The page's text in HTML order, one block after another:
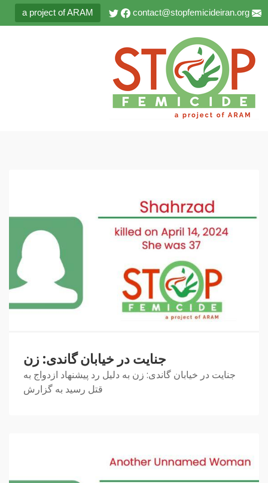
contact@stopfemicideiran.org
a project of ARAM
جنایت در خیابان گاندی: زن
جنایت در خیابان گاندی: زن به دلیل رد پیشنهاد ازدواج به
قتل رسید به گزارش